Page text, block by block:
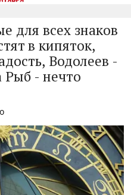
для всех знаков
в кипяток,
Водолеев -
Рыб - нечто